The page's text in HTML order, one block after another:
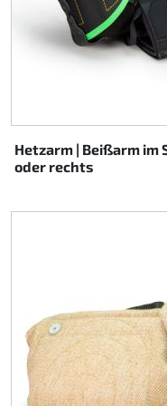
Hetzarm | Beißarm
oder rechts